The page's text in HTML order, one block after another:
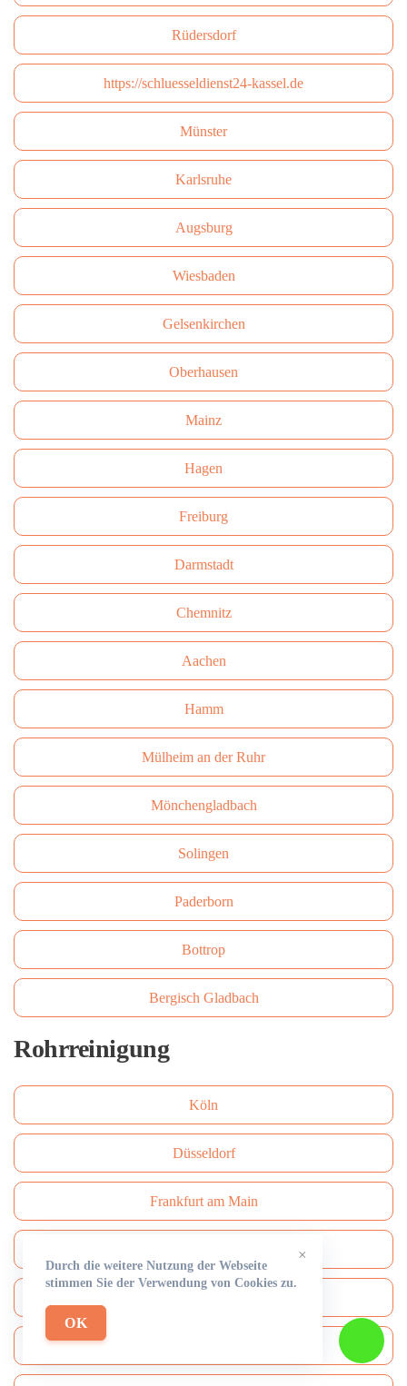
Rüdersdorf
https://schluesseldienst24-kassel.de
Münster
Karlsruhe
Augsburg
Wiesbaden
Gelsenkirchen
Oberhausen
Mainz
Hagen
Freiburg
Darmstadt
Сhemnitz
Aachen
Hamm
Mülheim an der Ruhr
Mönchengladbach
Solingen
Paderborn
Bottrop
Bergisch Gladbach
Rohrreinigung
Köln
Düsseldorf
Frankfurt am Main
×
Durch die weitere Nutzung der Webseite
stimmen Sie der Verwendung von Cookies zu.
OK